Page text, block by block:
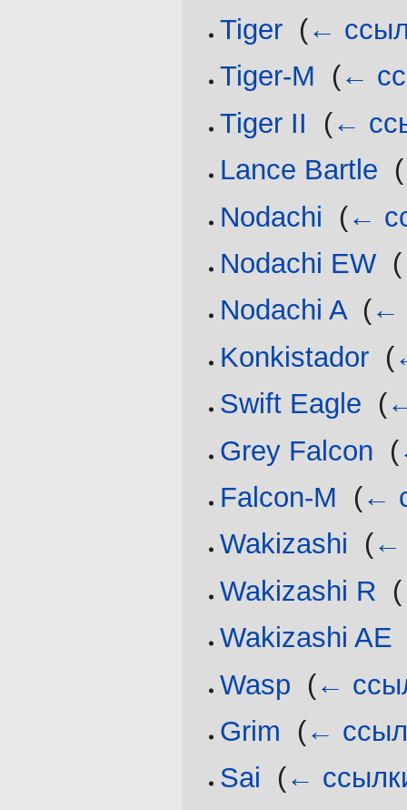
Tiger (←
Tiger-M
(←
Tiger II
(←
Lance Bartle (
Nodachi
(←
Nodachi EW (
Nodachi A‎ (←
Konkistador (
Swift Eagle (
Grey Falcon (
Falcon-M
(←
Wakizashi
(←
Wakizashi R
(
Wakizashi AE
Wasp (←
Grim
(←
Sai
(←